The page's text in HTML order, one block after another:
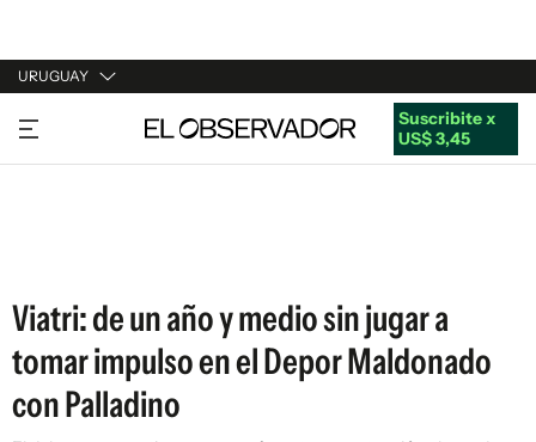
URUGUAY
URUGUAY
ARGENTINA
Suscribite x
US$ 3,45
Viatri: de un año y medio sin jugar a
tomar impulso en el Depor Maldonado
con Palladino